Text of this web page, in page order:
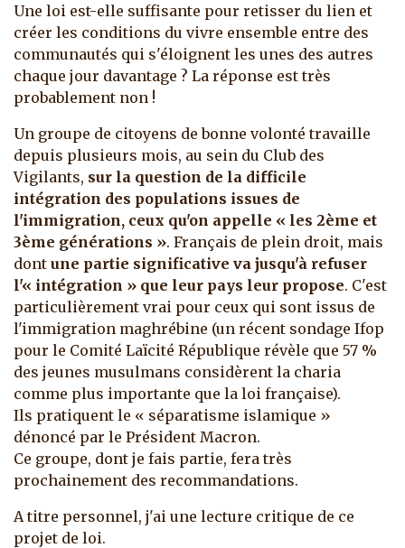
Une loi est-elle suffisante pour retisser du lien et
créer les conditions du vivre ensemble entre des
communautés qui s'éloignent les unes des autres
chaque jour davantage ? La réponse est très
probablement non !
Un groupe de citoyens de bonne volonté travaille
depuis plusieurs mois, au sein du Club des
Vigilants, sur la question de la difficile
intégration des populations issues de
l'immigration, ceux qu'on appelle « les 2ème et
3ème générations ». Français de plein droit, mais
dont une partie significative va jusqu'à refuser
l'« intégration » que leur pays leur propose. C'est
particulièrement vrai pour ceux qui sont issus de
l'immigration maghrébine (un récent sondage Ifop
pour le Comité Laïcité République révèle que 57 %
des jeunes musulmans considèrent la charia
comme plus importante que la loi française).
Ils pratiquent le « séparatisme islamique »
dénoncé par le Président Macron.
Ce groupe, dont je fais partie, fera très
prochainement des recommandations.
A titre personnel, j'ai une lecture critique de ce
projet de loi.